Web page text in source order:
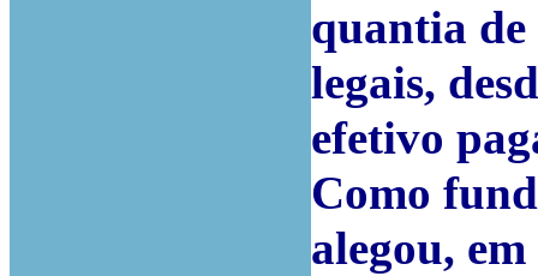
quantia de
legais,
efetivo
Como
alegou,